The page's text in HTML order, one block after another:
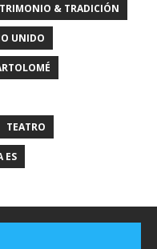
& TRADICIÓN
UNIDO
TEATRO
ES